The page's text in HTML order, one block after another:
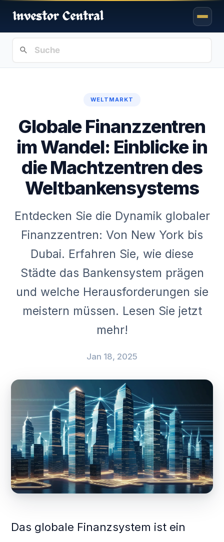
WELTMARKT
Globale Finanzzentren
im Wandel: Einblicke in
die Machtzentren des
Weltbankensystems
Entdecken Sie die Dynamik globaler
Finanzzentren: Von New York bis
Dubai. Erfahren Sie, wie diese
Städte das Bankensystem prägen
und welche Herausforderungen sie
meistern müssen. Lesen Sie jetzt
mehr!
Jan 18, 2025
Das globale Finanzsystem ist ein